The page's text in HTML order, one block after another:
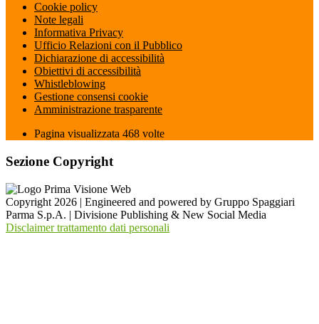
Cookie policy
Note legali
Informativa Privacy
Ufficio Relazioni con il Pubblico
Dichiarazione di accessibilità
Obiettivi di accessibilità
Whistleblowing
Gestione consensi cookie
Amministrazione trasparente
Pagina visualizzata 468 volte
Sezione Copyright
Copyright 2026 | Engineered and powered by Gruppo Spaggiari
Parma S.p.A. | Divisione Publishing & New Social Media
Disclaimer trattamento dati personali